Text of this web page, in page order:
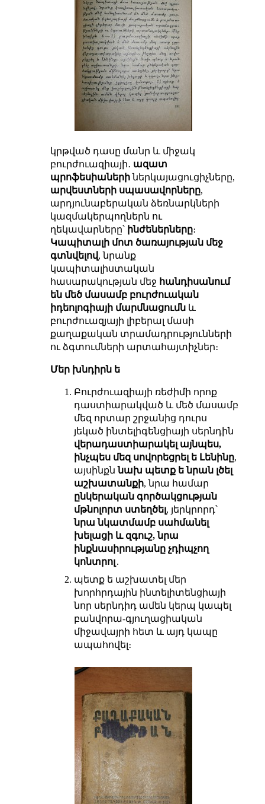
կրթված դասը մանր և միջակ
բուրժուազիայի․ ազատ
պրոֆեսիաներիներկայացուցիչները,
արվեստների սպասավորները,
արդյունաբերական ձեռնարկների
կազմակերպողներն ու
ղեկավարները՝ ինժեներները։
Կապիտալի մոտ ծառայության մեջ
գտնվելով, նրանք
կապիտալիստական
հասարակության մեջ հանդիսանում
են մեծ մասամբ բուրժուական
իդեոլոգիայի մարմնացումնև
բուրժուազյայի լիբերալ մասի
քաղաքական տրամադրությունների
ու ձգտումների արտահայտիչներ։
Մեր խնդիրն ե
Բուրժուազիայի ռեժիմի որոք
դաստիարակված և մեծ մասամբ
մեզ որտար շրջանից դուրս
յեկած ինտելիգենցիայի սերնդին
վերադաստիարակել այնպես,
ինչպես մեզ սովորեցրել ե Լենինը,
այսինքննախ պետք ե նրան լծել
աշխատանքի, նրա համար
ընկերական գործակցության
մթնոլորտ ստեղծել, յերկրորդ՝
նրա նկատմամբ սահմանել
խելացի և զգուշ, նրա
ինքնասիրությանը չդիպչող
կոնտրոլ․
պետք ե աշխատել մեր
խորհրդային ինտելիտենցիայի
նոր սերնդիդ ամեն կերպ կապել
բանվորա-գյուղացիական
միջավայրի հետ և այդ կապը
ապահովել։